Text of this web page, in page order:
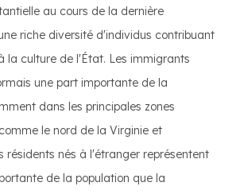
au cours de la dernière
riche diversité d'individus contribuant
la culture de l'État. Les immigrants
une part importante de la
dans les principales zones
le nord de la Virginie et
résidents nés à l'étranger représentent
de la population que la